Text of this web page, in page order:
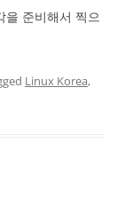
을 준비해서 찍으
Linux Korea,